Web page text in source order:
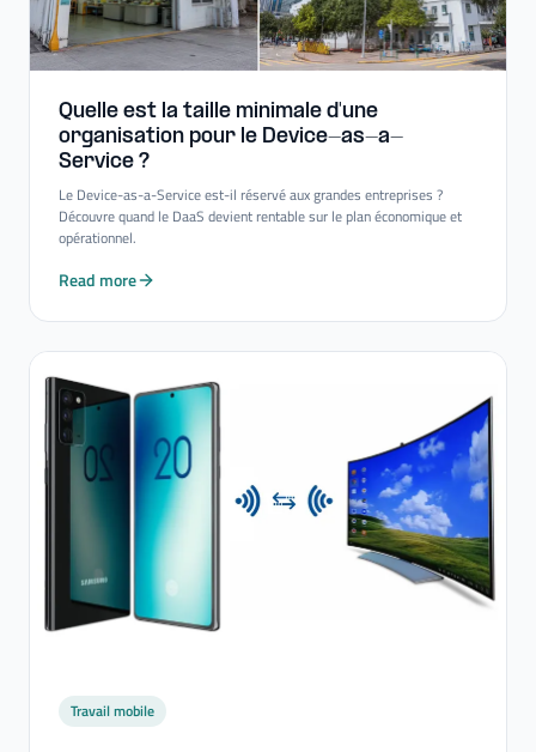
Quelle est la taille minimale d'une
organisation pour le Device-​as-​a-​
Service ?
Le Device-as-a-Service est-il réservé aux grandes entreprises ?
Découvre quand le DaaS devient rentable sur le plan économique et
opérationnel.
Read more
Travail mobile